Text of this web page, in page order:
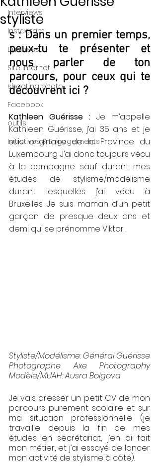
Interviews
Instagram
Business
Site internet
shooting photo
Facebook
outils
Initiatives & Engagements
styliste
s : Dans un premier temps,
peux-tu te présenter et
nous parler de ton
parcours, pour ceux qui te
découvrent ici ?
Kathleen Guérisse : Je m’appelle
Kathleen Guérisse, j’ai 35 ans et je
suis originaire de la Province du
Luxembourg. J’ai donc toujours vécu
à la campagne sauf durant mes
études de stylisme/modélisme
durant lesquelles j’ai vécu à
Bruxelles. Je suis maman d’un petit
garçon de presque deux ans et
demi qui se prénomme Viktor.
Styliste/Modélisme: Général Guérisse
Photographe Axe Photography
Modèle/MUAH: Ausra Bolgova
Je vais dresser un petit CV de mon
parcours purement scolaire et sur
ma situation professionnelle (je
travaille depuis la fin de mes
études en secrétariat, j’en ai fait
mon métier, et j’ai essayé de lancer
mon activité de stylisme à côté).